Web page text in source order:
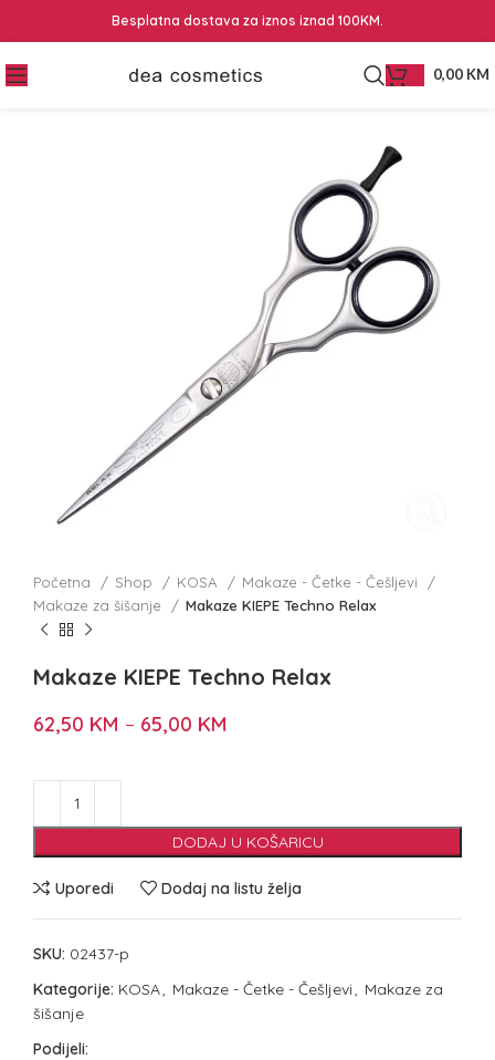
Besplatna dostava za iznos iznad 100KM.
0,00 KM
Početna Shop KOSA
Makaze - Četke - Češljevi
Makaze za šišanje
Makaze KIEPE Techno Relax
Makaze KIEPE Techno Relax
62,50 KM – 65,00 KM
DODAJ U KOŠARICU
Uporedi Dodaj na listu želja
SKU: 02437-p
Kategorije: KOSA, Makaze - Četke - Češljevi, Makaze za
šišanje
Podijeli: